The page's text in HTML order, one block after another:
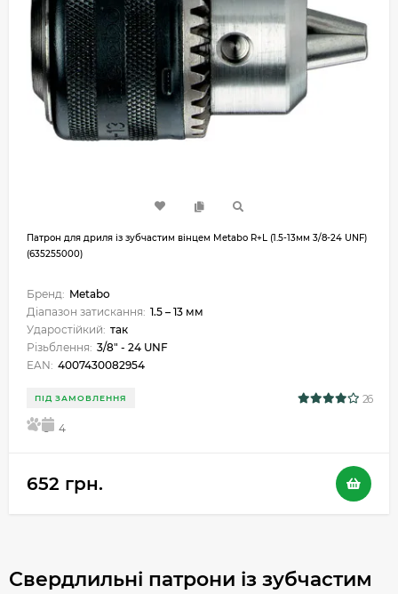
Патрон для дриля із зубчастим вінцем Metabo R+L (1.5-13мм 3/8-24 UNF)
(635255000)
Бренд: Metabo
Діапазон затискання: 1.5 – 13 мм
Ударостійкий: так
Різьблення: 3/8" - 24 UNF
EAN: 4007430082954
ПІД ЗАМОВЛЕННЯ 26
5 4
652 грн.
Свердлильні патрони із зубчастим